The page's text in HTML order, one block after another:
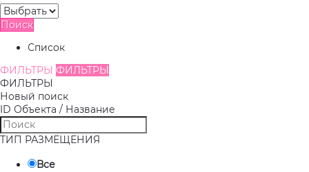
Поиск
Список
ФИЛЬТРЫ ФИЛЬТРЫ
ФИЛЬТРЫ
Новый поиск
ID Объекта / Название
ТИП РАЗМЕЩЕНИЯ
Все